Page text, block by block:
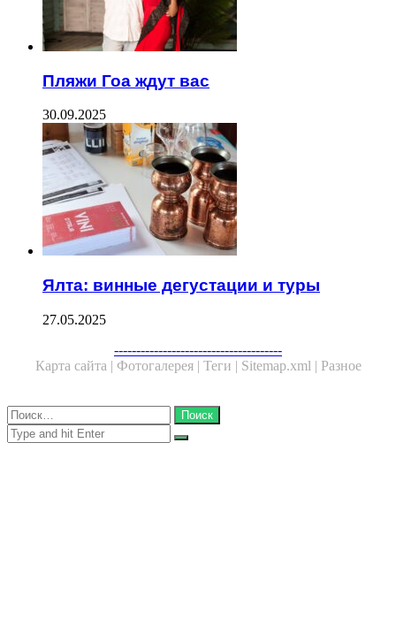
Пляжи Гоа ждут вас
30.09.2025
Ялта: винные дегустации и туры
27.05.2025
--------------------------------------
Карта сайта | Фотогалерея | Теги | Sitemap.xml | Разное
Close
Найти:
Close
Search